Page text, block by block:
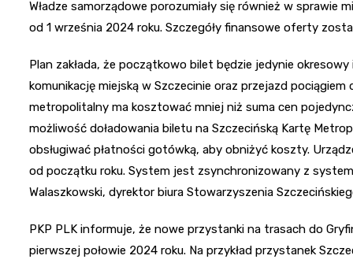
Władze samorządowe porozumiały się również w
od 1 września 2024 roku. Szczegóły finansowe oferty
Plan zakłada, że początkowo bilet będzie jedynie
komunikację miejską w Szczecinie oraz przejazd
metropolitalny ma kosztować mniej niż suma cen
możliwość doładowania biletu na Szczecińską Kartę
obsługiwać płatności gotówką, aby obniżyć koszty.
od początku roku. System jest zsynchronizowany z
Walaszkowski, dyrektor biura Stowarzyszenia
PKP PLK informuje, że nowe przystanki na trasach do
pierwszej połowie 2024 roku. Na przykład przystanek